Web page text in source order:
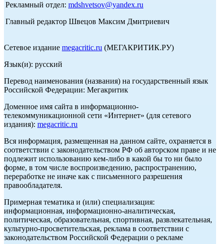
Рекламный отдел: mdshvetsov@yandex.ru
Главный редактор Швецов Максим Дмитриевич
Сетевое издание megacritic.ru (МЕГАКРИТИК.РУ)
Язык(и): русский
Перевод наименования (названия) на государственный язык
Российской Федерации: Мегакритик
Доменное имя сайта в информационно-
телекоммуникационной сети «Интернет» (для сетевого
издания): megacritic.ru
Вся информация, размещенная на данном сайте, охраняется в
соответствии с законодательством РФ об авторском праве и не
подлежит использованию кем-либо в какой бы то ни было
форме, в том числе воспроизведению, распространению,
переработке не иначе как с письменного разрешения
правообладателя.
Примерная тематика и (или) специализация:
информационная, информационно-аналитическая,
политическая, образовательная, спортивная, развлекательная,
культурно-просветительская, реклама в соответствии с
законодательством Российской Федерации о рекламе